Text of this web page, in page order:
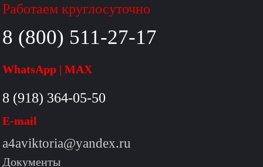
Работаем круглосуточно
8 (800) 511-27-17
WhatsApp | MAX
8 (918) 364-05-50
E-mail
a4aviktoria@yandex.ru
Документы